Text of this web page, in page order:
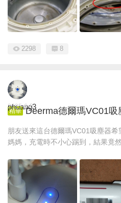
2298 8
phuang3
2025-6-5
精華 Deerma德爾瑪VC01
朋友送來這台德爾瑪VC01吸塵器
媽媽，充電時不小心踢到，結果竟然